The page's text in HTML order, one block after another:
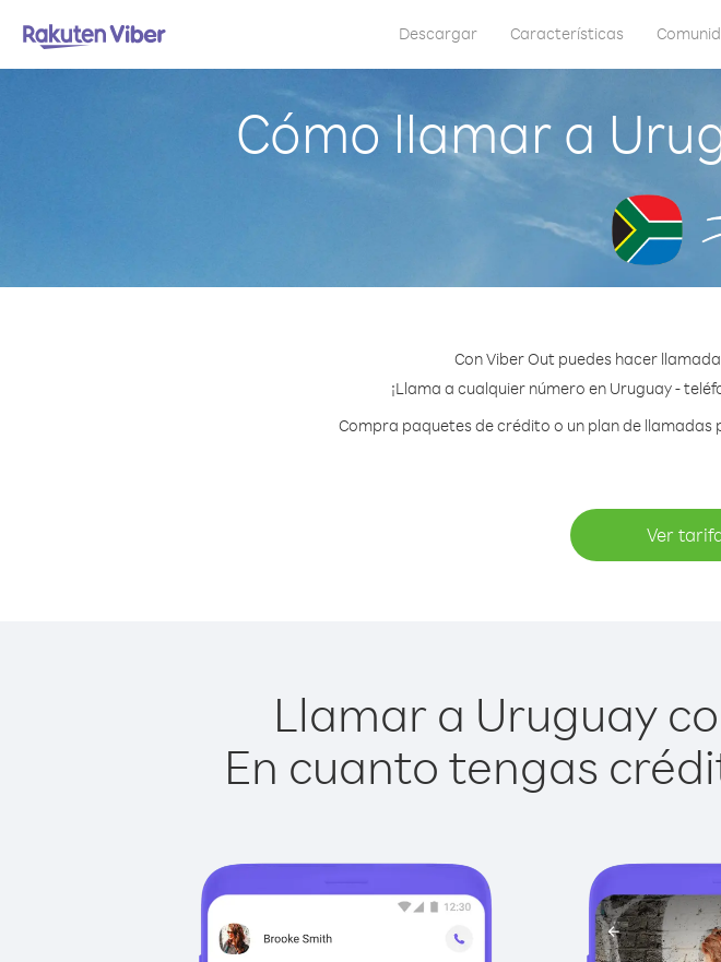
Descargar Características
Cómo llamar a
Con Viber Out puedes hacer
¡Llama a cualquier número en Uruguay -
Compra paquetes de crédito o un plan de
Ver
Llamar a Uruguay
En cuanto tengas